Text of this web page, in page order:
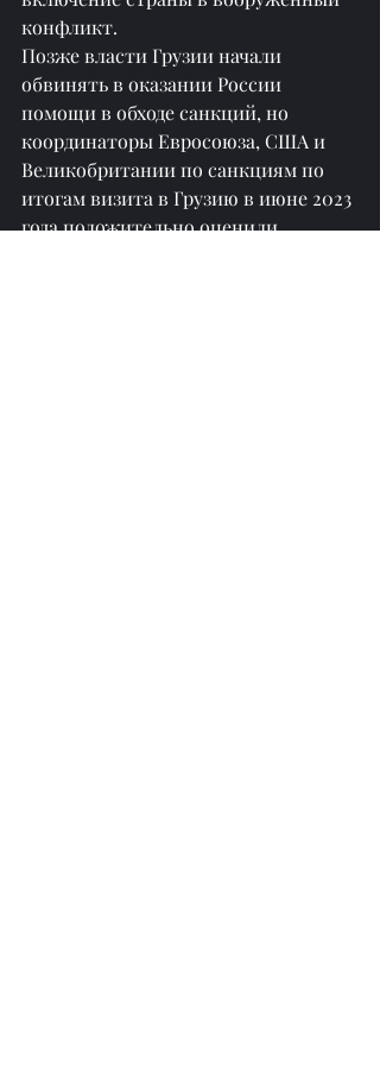
конфликт.
Позже власти Грузии начали
обвинять в оказании России
помощи в обходе санкций, но
координаторы Евросоюза, США и
Великобритании по санкциям по
итогам визита в Грузию в июне 2023
года положительно оценили